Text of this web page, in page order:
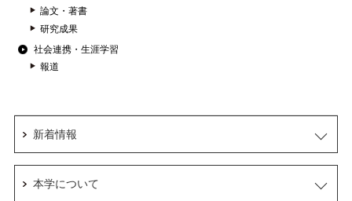
論文・著書
研究成果
社会連携・生涯学習
報道
新着情報
本学について